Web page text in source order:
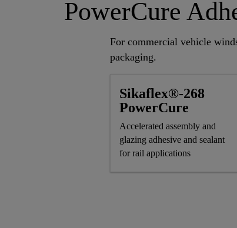
PowerCure
For commercial vehicle
packaging.
Sikaflex®-268
PowerCure
Accelerated assembly and
glazing adhesive and sealant
for rail applications